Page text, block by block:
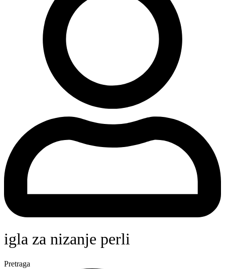
igla za nizanje perli
Pretraga